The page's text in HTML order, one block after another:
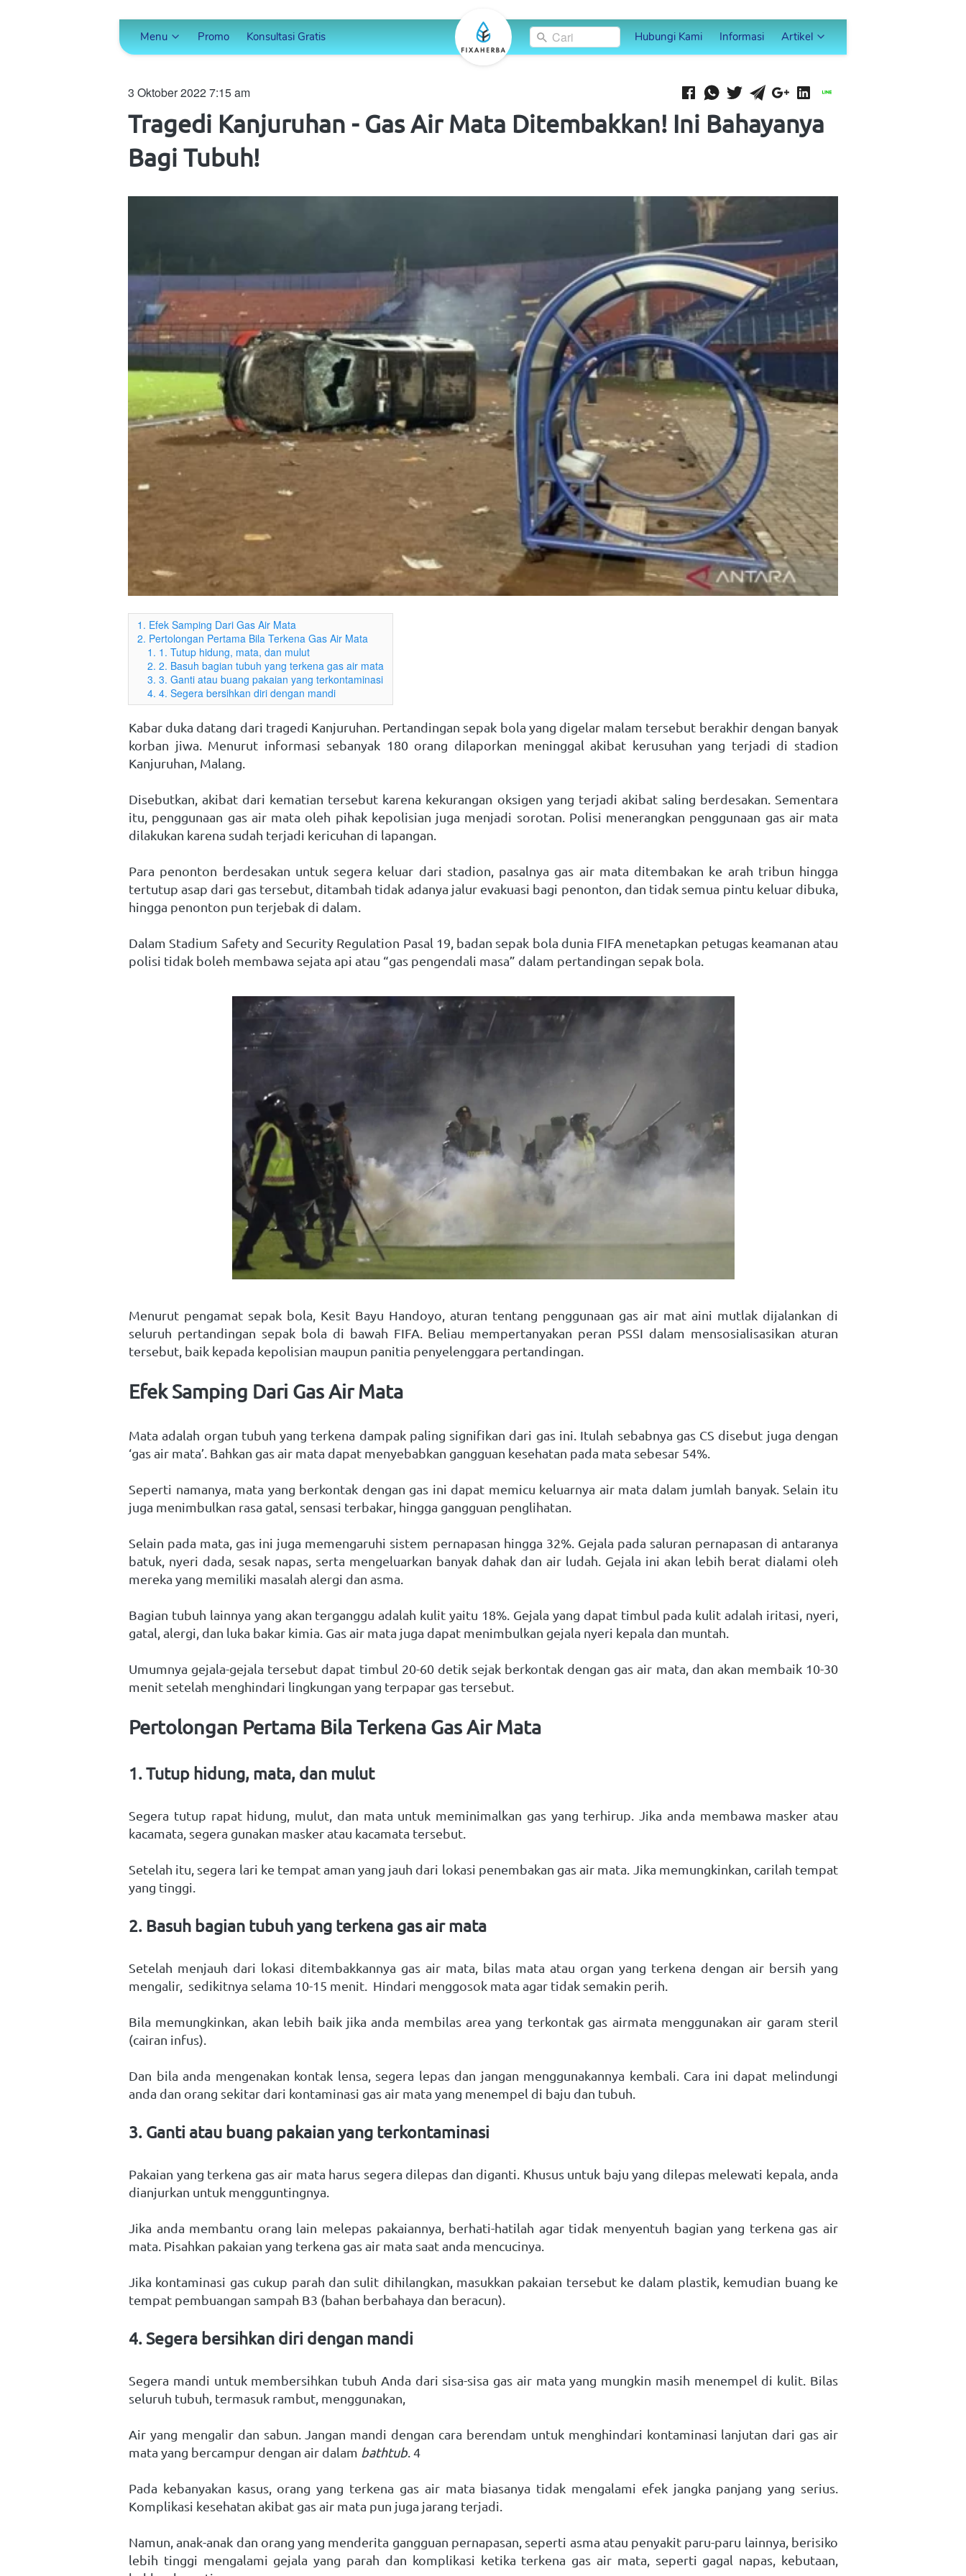
Menu Promo Konsultasi Gratis Cari Hubungi Kami Informasi Artikel
3 Oktober 2022 7:15 am
Tragedi Kanjuruhan - Gas Air Mata Ditembakkan! Ini Bahayanya
Bagi Tubuh!
1. Efek Samping Dari Gas Air Mata
2. Pertolongan Pertama Bila Terkena Gas Air Mata
1. 1. Tutup hidung, mata, dan mulut
2. 2. Basuh bagian tubuh yang terkena gas air mata
3. 3. Ganti atau buang pakaian yang terkontaminasi
4. 4. Segera bersihkan diri dengan mandi
Kabar duka datang dari tragedi Kanjuruhan. Pertandingan sepak bola yang digelar malam tersebut berakhir dengan banyak
korban jiwa. Menurut informasi sebanyak 180 orang dilaporkan meninggal akibat kerusuhan yang terjadi di stadion
Kanjuruhan, Malang.
Disebutkan, akibat dari kematian tersebut karena kekurangan oksigen yang terjadi akibat saling berdesakan. Sementara
itu, penggunaan gas air mata oleh pihak kepolisian juga menjadi sorotan. Polisi menerangkan penggunaan gas air mata
dilakukan karena sudah terjadi kericuhan di lapangan.
Para penonton berdesakan untuk segera keluar dari stadion, pasalnya gas air mata ditembakan ke arah tribun hingga
tertutup asap dari gas tersebut, ditambah tidak adanya jalur evakuasi bagi penonton, dan tidak semua pintu keluar dibuka,
hingga penonton pun terjebak di dalam.
Dalam Stadium Safety and Security Regulation Pasal 19, badan sepak bola dunia FIFA menetapkan petugas keamanan atau
polisi tidak boleh membawa sejata api atau “gas pengendali masa” dalam pertandingan sepak bola.
Menurut pengamat sepak bola, Kesit Bayu Handoyo, aturan tentang penggunaan gas air mat aini mutlak dijalankan di
seluruh pertandingan sepak bola di bawah FIFA. Beliau mempertanyakan peran PSSI dalam mensosialisasikan aturan
tersebut, baik kepada kepolisian maupun panitia penyelenggara pertandingan.
Efek Samping Dari Gas Air Mata
Mata adalah organ tubuh yang terkena dampak paling signifikan dari gas ini. Itulah sebabnya gas CS disebut juga dengan
‘gas air mata’. Bahkan gas air mata dapat menyebabkan gangguan kesehatan pada mata sebesar 54%.
Seperti namanya, mata yang berkontak dengan gas ini dapat memicu keluarnya air mata dalam jumlah banyak. Selain itu
juga menimbulkan rasa gatal, sensasi terbakar, hingga gangguan penglihatan.
Selain pada mata, gas ini juga memengaruhi sistem pernapasan hingga 32%. Gejala pada saluran pernapasan di antaranya
batuk, nyeri dada, sesak napas, serta mengeluarkan banyak dahak dan air ludah. Gejala ini akan lebih berat dialami oleh
mereka yang memiliki masalah alergi dan asma.
Bagian tubuh lainnya yang akan terganggu adalah kulit yaitu 18%. Gejala yang dapat timbul pada kulit adalah iritasi, nyeri,
gatal, alergi, dan luka bakar kimia. Gas air mata juga dapat menimbulkan gejala nyeri kepala dan muntah.
Umumnya gejala-gejala tersebut dapat timbul 20-60 detik sejak berkontak dengan gas air mata, dan akan membaik 10-30
menit setelah menghindari lingkungan yang terpapar gas tersebut.
Pertolongan Pertama Bila Terkena Gas Air Mata
1. Tutup hidung, mata, dan mulut
Segera tutup rapat hidung, mulut, dan mata untuk meminimalkan gas yang terhirup. Jika anda membawa masker atau
kacamata, segera gunakan masker atau kacamata tersebut.
Setelah itu, segera lari ke tempat aman yang jauh dari lokasi penembakan gas air mata. Jika memungkinkan, carilah tempat
yang tinggi.
2. Basuh bagian tubuh yang terkena gas air mata
Setelah menjauh dari lokasi ditembakkannya gas air mata, bilas mata atau organ yang terkena dengan air bersih yang
mengalir,  sedikitnya selama 10-15 menit.  Hindari menggosok mata agar tidak semakin perih.
Bila memungkinkan, akan lebih baik jika anda membilas area yang terkontak gas airmata menggunakan air garam steril
(cairan infus).
Dan bila anda mengenakan kontak lensa, segera lepas dan jangan menggunakannya kembali. Cara ini dapat melindungi
anda dan orang sekitar dari kontaminasi gas air mata yang menempel di baju dan tubuh.
3. Ganti atau buang pakaian yang terkontaminasi
Pakaian yang terkena gas air mata harus segera dilepas dan diganti. Khusus untuk baju yang dilepas melewati kepala, anda
dianjurkan untuk mengguntingnya.
Jika anda membantu orang lain melepas pakaiannya, berhati-hatilah agar tidak menyentuh bagian yang terkena gas air
mata. Pisahkan pakaian yang terkena gas air mata saat anda mencucinya.
Jika kontaminasi gas cukup parah dan sulit dihilangkan, masukkan pakaian tersebut ke dalam plastik, kemudian buang ke
tempat pembuangan sampah B3 (bahan berbahaya dan beracun).
4. Segera bersihkan diri dengan mandi
Segera mandi untuk membersihkan tubuh Anda dari sisa-sisa gas air mata yang mungkin masih menempel di kulit. Bilas
seluruh tubuh, termasuk rambut, menggunakan,
Air yang mengalir dan sabun. Jangan mandi dengan cara berendam untuk menghindari kontaminasi lanjutan dari gas air
mata yang bercampur dengan air dalam bathtub. 4
Pada kebanyakan kasus, orang yang terkena gas air mata biasanya tidak mengalami efek jangka panjang yang serius.
Komplikasi kesehatan akibat gas air mata pun juga jarang terjadi.
Namun, anak-anak dan orang yang menderita gangguan pernapasan, seperti asma atau penyakit paru-paru lainnya, berisiko
lebih tinggi mengalami gejala yang parah dan komplikasi ketika terkena gas air mata, seperti gagal napas, kebutaan,